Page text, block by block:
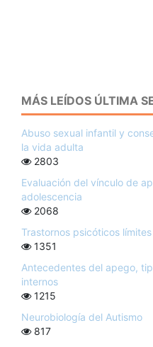
MÁS LEÍDOS ÚLTIMA
Abuso sexual infantil y
la vida adulta
2803
Evaluación del vínculo de
adolescencia
2068
Trastornos psicóticos
1351
Antecedentes del apego,
internos
1215
Neurobiología del Autismo
817